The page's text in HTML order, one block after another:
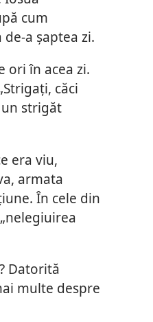
cum
a șaptea zi.
ori în acea zi.
căci
un strigăt
era viu,
armata
În cele din
Datorită
multe despre